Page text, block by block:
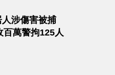
涉傷害被捕
萬警拘125人